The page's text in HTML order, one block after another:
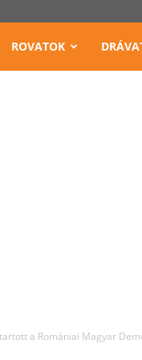
ROVATOK
a Romániai Magyar